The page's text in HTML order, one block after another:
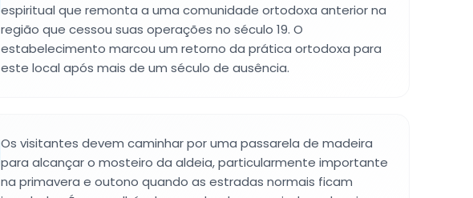
espiritual que remonta a uma comunidade ortodoxa anterior na
região que cessou suas operações no século 19. O
estabelecimento marcou um retorno da prática ortodoxa para
este local após mais de um século de ausência.
Os visitantes devem caminhar por uma passarela de madeira
para alcançar o mosteiro da aldeia, particularmente importante
na primavera e outono quando as estradas normais ficam